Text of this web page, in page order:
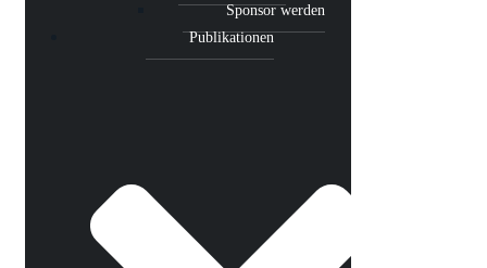
Sponsor werden
Publikationen